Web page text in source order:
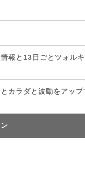
情報と13日ごとツォル
とカラダと波動をアッ